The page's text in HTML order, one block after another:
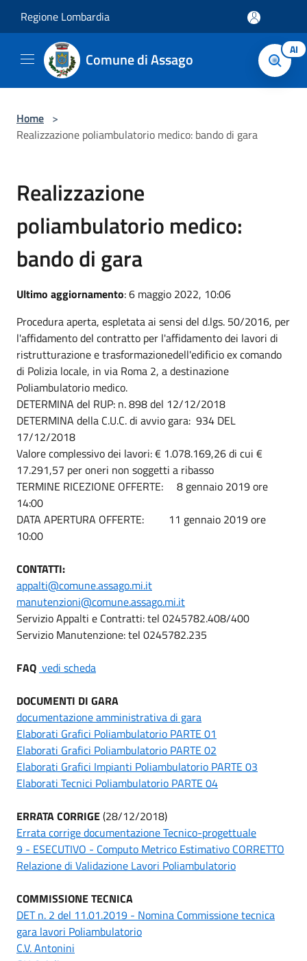
Regione Lombardia
Comune di Assago AI
Home >
Realizzazione poliambulatorio medico: bando di gara
Realizzazione
poliambulatorio medico:
bando di gara
Ultimo aggiornamento: 6 maggio 2022, 10:06
Procedura aperta, espletata ai sensi del d.lgs. 50/2016, per
l'affidamento del contratto per l'affidamento dei lavori di
ristrutturazione e trasformazionedell'edificio ex comando
di Polizia locale, in via Roma 2, a destinazione
Poliambulatorio medico.
DETERMINA del RUP: n. 898 del 12/12/2018
DETERMINA della C.U.C. di avvio gara: 934 DEL
17/12/2018
Valore complessivo dei lavori: € 1.078.169,26 di cui €
17.291,57 per oneri non soggetti a ribasso
TERMINE RICEZIONE OFFERTE: 8 gennaio 2019 ore
14:00
DATA APERTURA OFFERTE: 11 gennaio 2019 ore
10:00
CONTATTI:
appalti@comune.assago.mi.it
manutenzioni@comune.assago.mi.it
Servizio Appalti e Contratti: tel 0245782.408/400
Servizio Manutenzione: tel 0245782.235
FAQ vedi scheda
DOCUMENTI DI GARA
documentazione amministrativa di gara
Elaborati Grafici Poliambulatorio PARTE 01
Elaborati Grafici Poliambulatorio PARTE 02
Elaborati Grafici Impianti Poliambulatorio PARTE 03
Elaborati Tecnici Poliambulatorio PARTE 04
ERRATA CORRIGE(28/12/2018)
Errata corrige documentazione Tecnico-progettuale
9 - ESECUTIVO - Computo Metrico Estimativo CORRETTO
Relazione di Validazione Lavori Poliambulatorio
COMMISSIONE TECNICA
DET n. 2 del 11.01.2019 - Nomina Commissione tecnica
gara lavori Poliambulatorio
C.V. Antonini